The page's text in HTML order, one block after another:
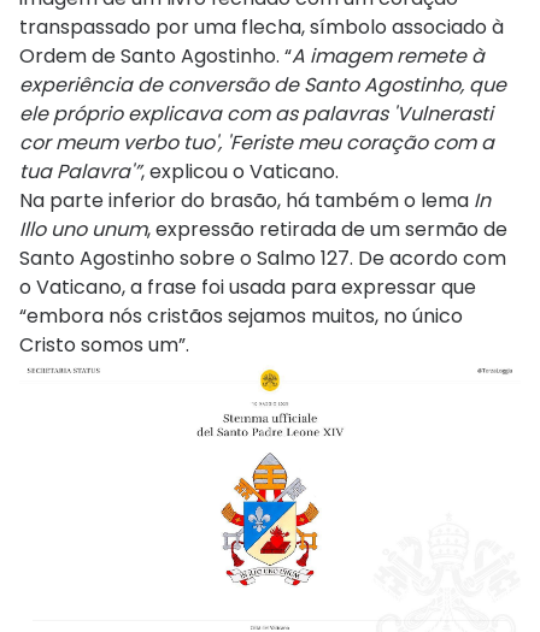
transpassado por uma flecha, símbolo associado à
Ordem de Santo Agostinho. “A imagem remete à
experiência de conversão de Santo Agostinho, que
ele próprio explicava com as palavras 'Vulnerasti
cor meum verbo tuo', 'Feriste meu coração com a
tua Palavra'”, explicou o Vaticano.
Na parte inferior do brasão, há também o lema In
Illo uno unum, expressão retirada de um sermão de
Santo Agostinho sobre o Salmo 127. De acordo com
o Vaticano, a frase foi usada para expressar que
“embora nós cristãos sejamos muitos, no único
Cristo somos um”.